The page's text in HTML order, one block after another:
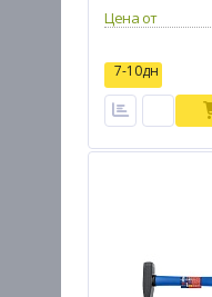
Цена от
7-10дн